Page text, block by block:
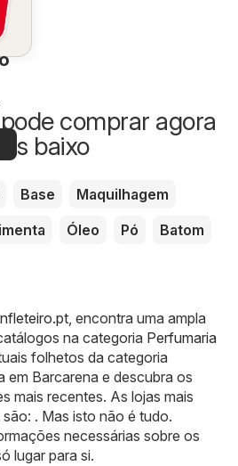
comprar agora
baixo
Base
Maquilhagem
Óleo Pó
Batom
, encontra uma ampla
na categoria Perfumaria
folhetos da categoria
em Barcarena e descubra os
mais recentes. As lojas mais
. Mas isto não é tudo.
necessárias sobre os
lugar para si.